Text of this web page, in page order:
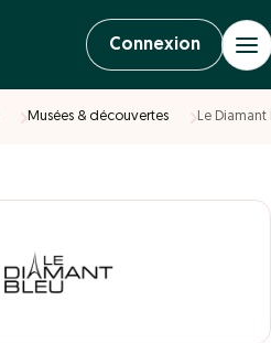
Connexion
Musées & découvertes Le Diamant